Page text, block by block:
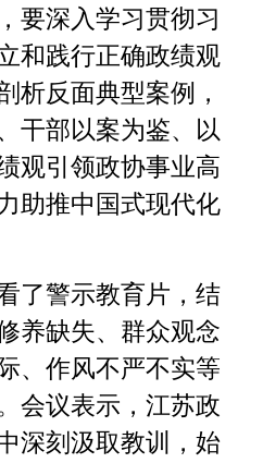
要深入学习贯彻习
和践行正确政绩观
析反面典型案例，
干部以案为鉴、以
观引领政协事业高
助推中国式现代化
了警示教育片，结
养缺失、群众观念
、作风不严不实等
会议表示，江苏政
深刻汲取教训，始